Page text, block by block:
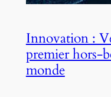
Innovation :
premier hors-
monde